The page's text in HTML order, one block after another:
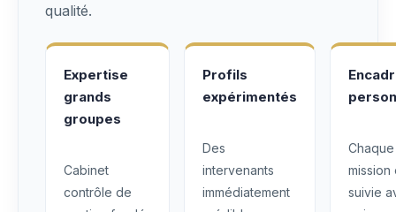
qualité.
Expertise
grands
groupes
Cabinet
contrôle de
Profils
expérimentés
Des
intervenants
immédiatement
Chaque
mission
suivie